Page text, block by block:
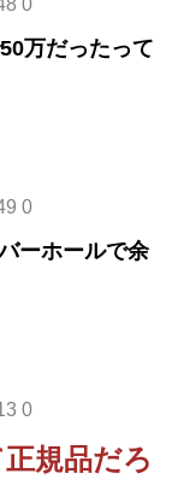
0
万だったって
0
ーホールで余
0
規品だろ